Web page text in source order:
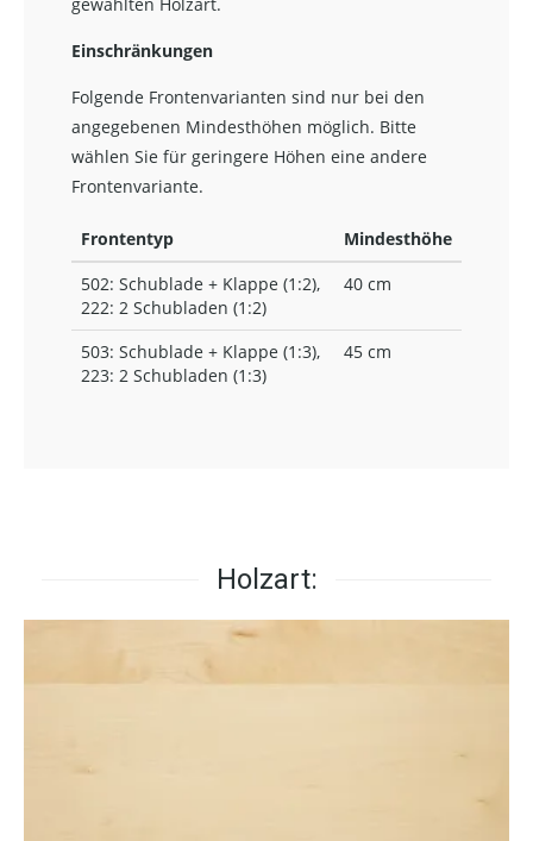
Einschränkungen
Folgende Frontenvarianten sind nur bei den
angegebenen Mindesthöhen möglich. Bitte
wählen Sie für geringere Höhen eine andere
Frontenvariante.
Frontentyp
Mindesthöhe
502: Schublade + Klappe (1:2),
222: 2 Schubladen (1:2)
40 cm
503: Schublade + Klappe (1:3),
223: 2 Schubladen (1:3)
45 cm
Holzart: